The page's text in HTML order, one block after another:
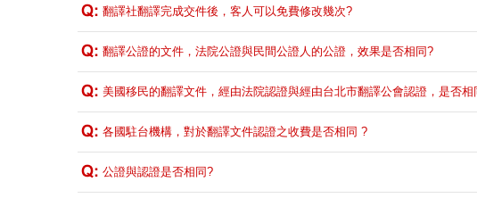
翻譯社翻譯完成交件後，客人可以免費修改幾次?
翻譯公證的文件，法院公證與民間公證人的公證，效果是否相同?
美國移民的翻譯文件，經由法院認證與經由台北市翻譯公會認證，是否相
各國駐台機構，對於翻譯文件認證之收費是否相同 ?
公證與認證是否相同?